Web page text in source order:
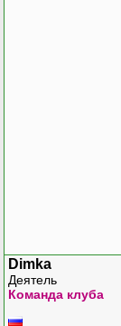
Dimka
Деятель
Команда клуба